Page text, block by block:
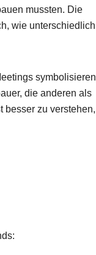
mussten. Die
wie unterschiedlich
symbolisieren
die anderen als
besser zu verstehen,